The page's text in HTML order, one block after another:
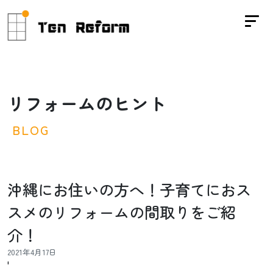
リ フ ォームのヒ ン ト
BLOG
沖縄にお住いの方へ！子育てにおス
スメのリフォームの間取りをご紹
介！
2021年4月17日
'